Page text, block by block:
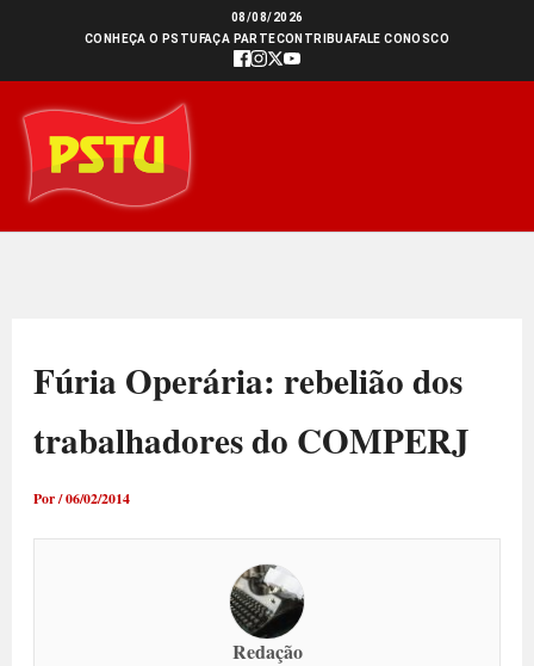
conteúdo
08/08/2026
CONHEÇA O PSTU FAÇA PARTECONTRIBUAFALE CONOSCO
Fúria Operária: rebelião dos
trabalhadores do COMPERJ
Por/06/02/2014
Redação